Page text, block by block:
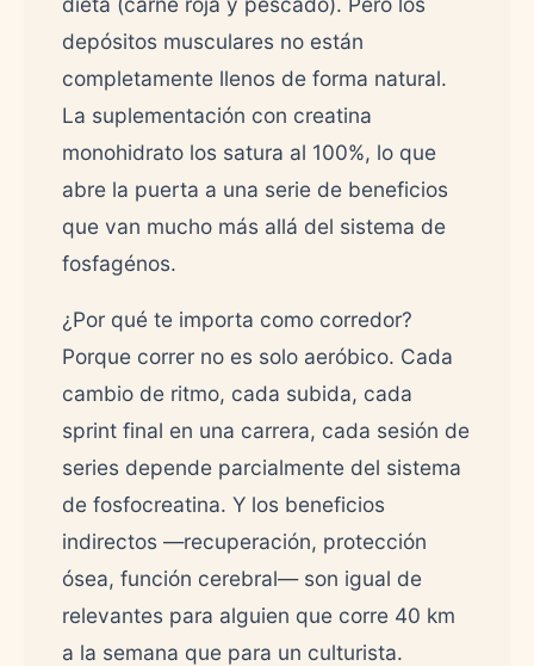
depósitos musculares no están
completamente llenos de forma natural.
La suplementación con creatina
monohidrato los satura al 100%, lo que
abre la puerta a una serie de beneficios
que van mucho más allá del sistema de
fosfagénos.
¿Por qué te importa como corredor?
Porque correr no es solo aeróbico. Cada
cambio de ritmo, cada subida, cada
sprint final en una carrera, cada sesión de
series depende parcialmente del sistema
de fosfocreatina. Y los beneficios
indirectos —recuperación, protección
ósea, función cerebral— son igual de
relevantes para alguien que corre 40 km
a la semana que para un culturista.